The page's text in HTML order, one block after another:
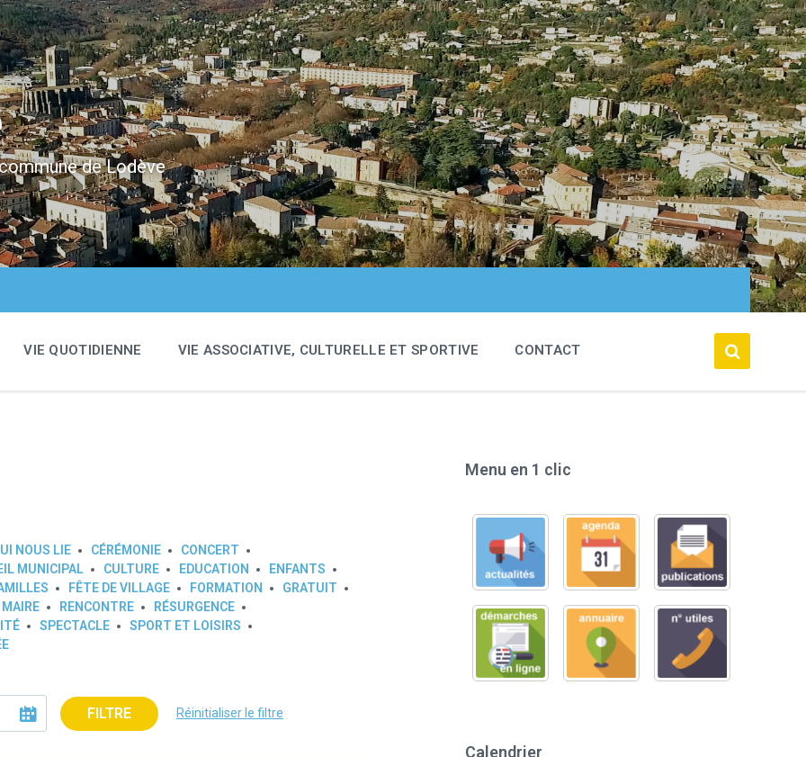
de Lodève
VIE QUOTIDIENNE VIE ASSOCIATIVE, CULTURELLE ET SPORTIVE CONTACT
NOUS LIE CÉRÉMONIE
CONCERT
MUNICIPAL CULTURE EDUCATION
ENFANTS
FÊTE DE VILLAGE FORMATION
GRATUIT
MAIRE RENCONTRE
RÉSURGENCE
SPECTACLE
SPORT ET LOISIRS
FILTRE Réinitialiser le filtre
Menu en 1 clic
Calendrier